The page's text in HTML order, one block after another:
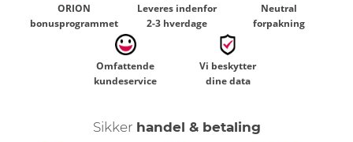
ORION
bonusprogrammet
Leveres indenfor
2-3 hverdage
Neutral
forpakning
Omfattende
kundeservice
Vi beskytter
dine data
Sikker handel & betaling